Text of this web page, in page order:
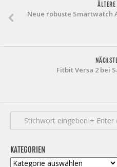
Neue robuste Smartwatch
Fitbit Versa 2 bei
KATEGORIEN
Kategorien